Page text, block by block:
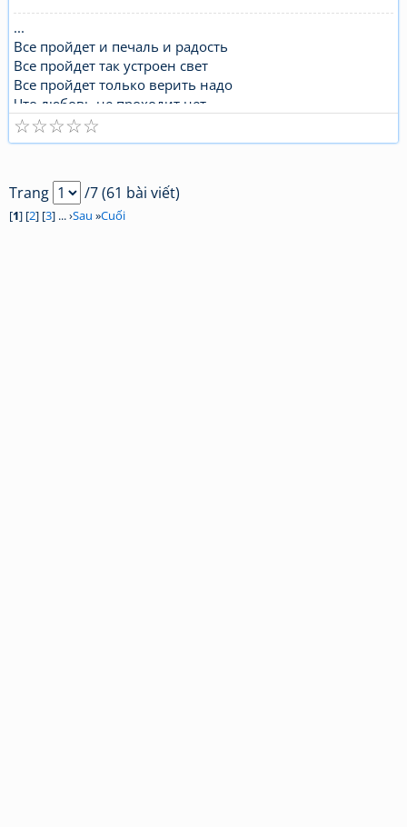
...
Все пройдет и печаль и радость
Все пройдет так устроен свет
Все пройдет только верить надо
Что любовь не проходит нет ..
☆
☆
☆
☆
☆
Trang /7 (61 bài viết)
[1] [2] [3] ... ›Sau »Cuối